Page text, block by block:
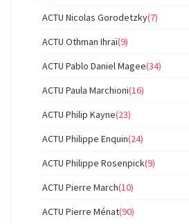
ACTU Nicolas Gorodetzky(7)
ACTU Othman Ihraï(9)
ACTU Pablo Daniel Magee(34)
ACTU Paula Marchioni(16)
ACTU Philip Kayne(23)
ACTU Philippe Enquin(24)
ACTU Philippe Rosenpick(9)
ACTU Pierre March(10)
ACTU Pierre Ménat(90)